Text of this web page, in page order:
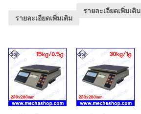
รายละเอียดเพิ่มเติม
รายละเอียดเพิ่มเติม